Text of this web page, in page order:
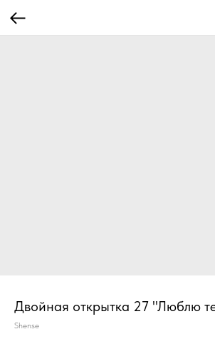
Двойная открытка 27 "Люблю
Shense